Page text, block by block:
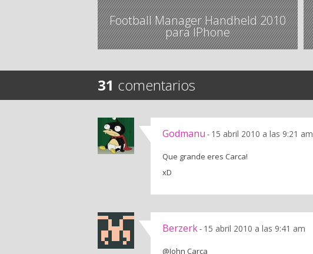
Football Manager Handheld 2010
para IPhone
31 comentarios
Godmanu - 15 abril 2010 a las 9:21 am
Que grande eres Carca!
xD
Berzerk- 15 abril 2010 a las 9:41 am
@John Carca